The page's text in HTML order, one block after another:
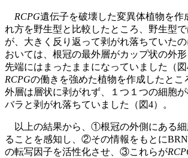
RCPG遺伝子を破壊した変異体植物を作
れ方を野生型と比較したところ、野生型
が、大きく反り返って剥がれ落ちていた
おいては、根冠の最外層がカップ状の外
先端にはまったままになっていました（
RCPGの働きを強めた植物を作成したとこ
外層は層状に剥がれず、１つ１つの細胞
バラと剥がれ落ちていました（図4）。
以上の結果から、①根冠の外側にある細
ることを感知し、②その情報をもとに
の転写因子を活性化させ、③これらが